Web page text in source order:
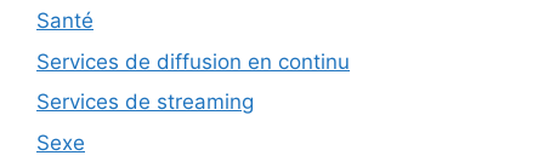
Santé
Services de diffusion en continu
Services de streaming
Sexe